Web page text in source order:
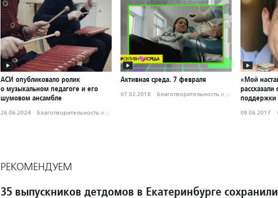
АСИ опубликовало ролик
о музыкальном педагоге и его
шумовом ансамбле
26.06.2024 · Благотвори­тель­ность и доброволь­чест­во
Активная среда. 7 февраля
07.02.2018 · Благотвори­тель­ность и доброволь­чест­во
«Мой
поддержки
09.06.2017 ·
РЕКОМЕНДУЕМ
35 выпускников детдомов в Екатеринбурге сохранили